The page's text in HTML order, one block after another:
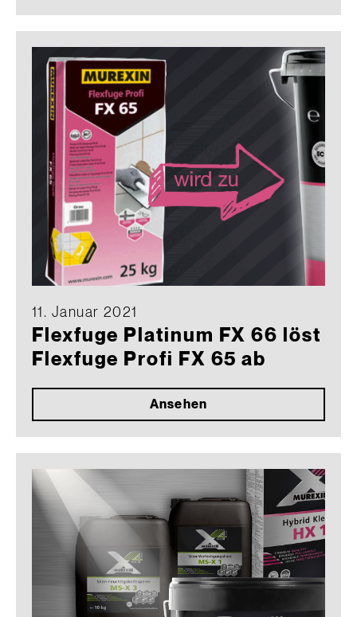
11. Januar 2021
Flexfuge Platinum FX 66 löst
Flexfuge Profi FX 65 ab
Ansehen